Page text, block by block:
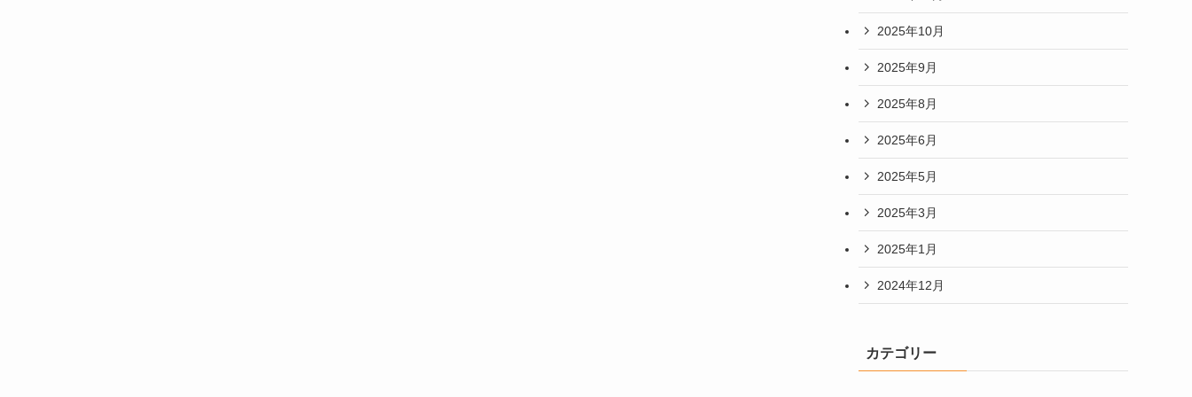
2025年10月
2025年9月
2025年8月
2025年6月
2025年5月
2025年3月
2025年1月
2024年12月
カテゴリー